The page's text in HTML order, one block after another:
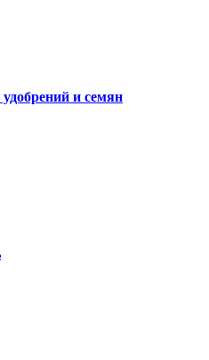
и семян